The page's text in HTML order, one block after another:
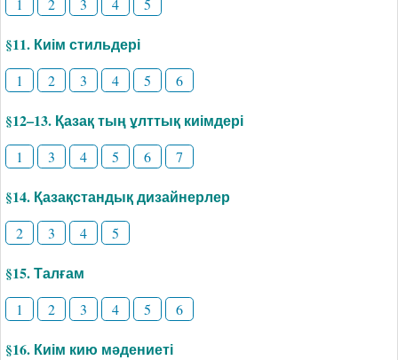
1 2 3 4 5
§11. Киім стильдері
1 2 3 4 5 6
§12–13. Қазақ тың ұлттық киімдері
1 3 4 5 6 7
§14. Қазақстандық дизайнерлер
2 3 4 5
§15. Талғам
1 2 3 4 5 6
§16. Киім кию мәдениеті